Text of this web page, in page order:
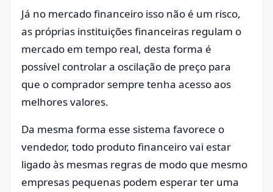
Já no mercado financeiro isso não é um risco,
as próprias instituições financeiras regulam o
mercado em tempo real, desta forma é
possível controlar a oscilação de preço para
que o comprador sempre tenha acesso aos
melhores valores.
Da mesma forma esse sistema favorece o
vendedor, todo produto financeiro vai estar
ligado às mesmas regras de modo que mesmo
empresas pequenas podem esperar ter uma